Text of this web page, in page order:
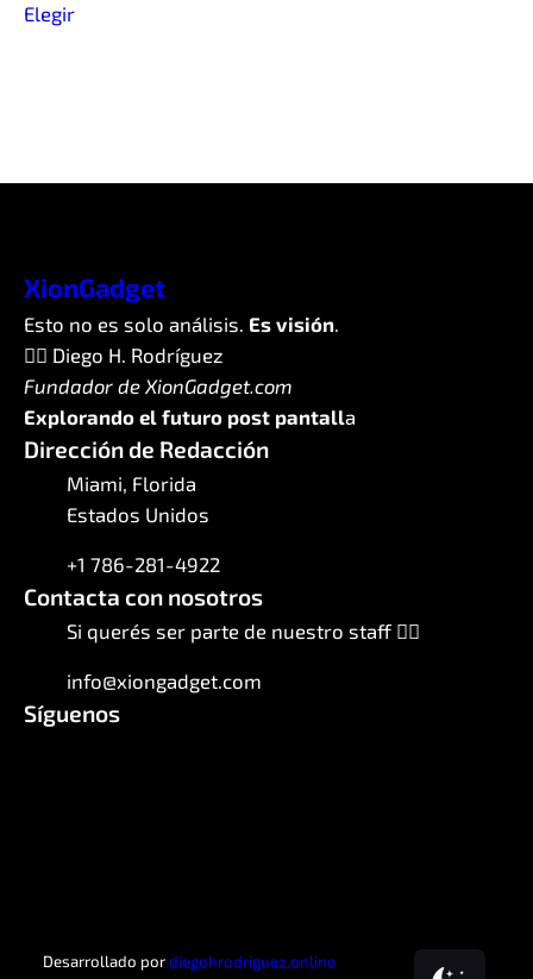
Elegir
XionGadget
Esto no es solo análisis. Es visión.
✍🏼 Diego H. Rodríguez
Fundador de XionGadget.com
Explorando el futuro post pantalla
Dirección de Redacción
Miami, Florida
Estados Unidos
+1 786-281-4922
Contacta con nosotros
Si querés ser parte de nuestro staff 👇🏼
info@xiongadget.com
Síguenos
Desarrollado pordiegohrodriguez.online